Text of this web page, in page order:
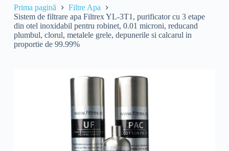
o
n
u
Prima pagină
Filtre Apa
Sistem de filtrare apa Filtrex YL-3T1, purificator cu 3 etape
din otel inoxidabil pentru robinet, 0.01 microni, reducand
plumbul, clorul, metalele grele, depunerile si calcarul in
proportie de 99.99%